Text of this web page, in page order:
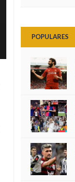
POPULARES